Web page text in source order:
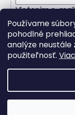
Používame
pohodlné
analýze neustále
použiteľnosť.
e Vložením e-
ochrany
PRIHLÁSIŤ SA
Copyright 2026